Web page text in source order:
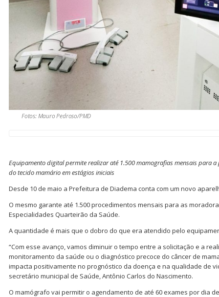
Fotos: Mauro Pedroso/PMD
Equipamento digital permite realizar até 1.500 mamografias mensais para a
do tecido mamário em estágios iniciais
Desde 10 de maio a Prefeitura de Diadema conta com um novo
O mesmo garante até 1.500 procedimentos mensais para as
Especialidades Quarteirão da Saúde.
A quantidade é mais que o dobro do que era atendido pelo
“Com esse avanço, vamos diminuir o tempo entre a solicitação e a
monitoramento da saúde ou o diagnóstico precoce do câncer de
impacta positivamente no prognóstico da doença e na qualidade de
secretário municipal de Saúde, Antônio Carlos do Nascimento.
O mamógrafo vai permitir o agendamento de até 60 exames por dia